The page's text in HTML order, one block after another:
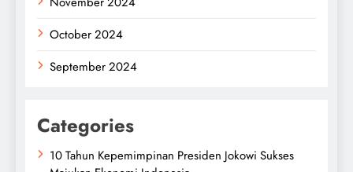
October 2024
September 2024
Categories
10 Tahun Kepemimpinan Presiden Jokowi Sukses